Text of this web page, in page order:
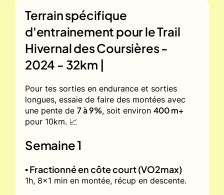
Terrain spécifique
d'entrainement pour leTrail
Hivernal des Coursières -
2024 - 32km |
Pour tes sorties en endurance et sorties
longues, essaie de faire des montées avec
une pente de 7 à 9%, soit environ 400 m+
pour 10km. 📈
Semaine 1
▪️ Fractionné en côte court (VO2max)
1h, 8x1 min en montée, récup en descente.